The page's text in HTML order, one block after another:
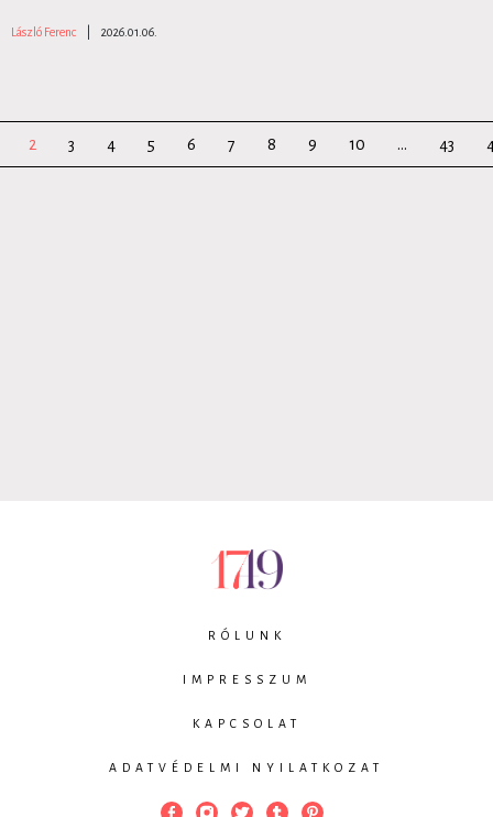
László Ferenc 2026.01.06.
2 3 4 5 6 7 8 9 10 ... 43
RÓLUNK
IMPRESSZUM
KAPCSOLAT
ADATVÉDELMI NYILATKOZAT